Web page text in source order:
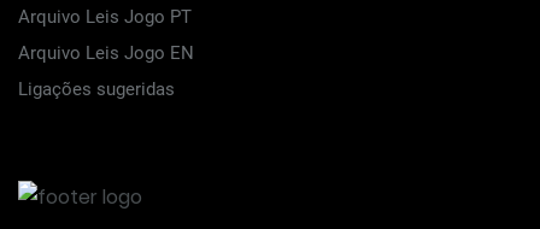
Arquivo Leis Jogo PT
Arquivo Leis Jogo EN
Ligações sugeridas